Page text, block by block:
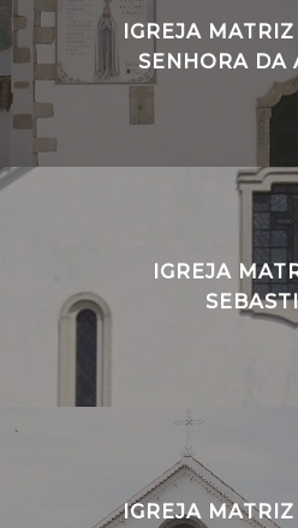
IGREJA
SENHORA DA
IGREJA
IGREJA